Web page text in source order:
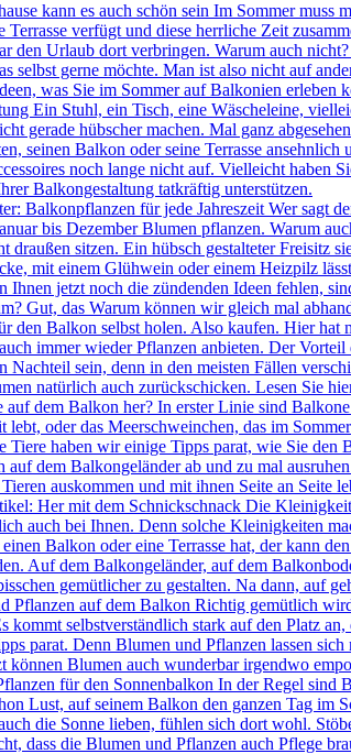
kann es auch schön sein Im Sommer
verfügt und diese herrliche Zeit
den Urlaub dort verbringen. Warum auch
selbst gerne möchte. Man ist also nicht auf
was Sie im Sommer auf Balkonien erleben
Ein Stuhl, ein Tisch, eine Wäscheleine,
gerade hübscher machen. Mal ganz
seinen Balkon oder seine Terrasse
noch lange nicht auf. Vielleicht haben
Balkongestaltung tatkräftig unterstützen.
Balkonpflanzen für jede Jahreszeit Wer sagt
bis Dezember Blumen pflanzen. Warum
sitzen. Ein hübsch gestalteter Freisitz
mit einem Glühwein oder einem Heizpilz
jetzt noch die zündenden Ideen fehlen,
Gut, das Warum können wir gleich mal
den Balkon selbst holen. Also kaufen. Hier
immer wieder Pflanzen anbieten. Der
sein, denn in den meisten Fällen
natürlich auch zurückschicken. Lesen Sie
dem Balkon her? In erster Linie sind
oder das Meerschweinchen, das im
haben wir einige Tipps parat, wie Sie
dem Balkongeländer ab und zu mal
auskommen und mit ihnen Seite an Seite
Her mit dem Schnickschnack Die
auch bei Ihnen. Denn solche Kleinigkeiten
Balkon oder eine Terrasse hat, der kann
Auf dem Balkongeländer, auf dem
gemütlicher zu gestalten. Na dann, auf
Pflanzen auf dem Balkon Richtig gemütlich
kommt selbstverständlich stark auf den Platz
parat. Denn Blumen und Pflanzen lassen
Blumen auch wunderbar irgendwo
für den Sonnenbalkon In der Regel sind
Lust, auf seinem Balkon den ganzen Tag
die Sonne lieben, fühlen sich dort wohl.
dass die Blumen und Pflanzen auch Pflege